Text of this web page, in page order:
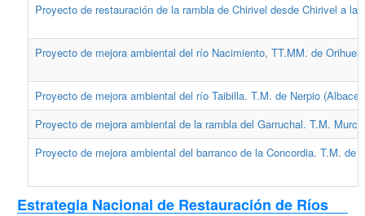
Proyecto de restauración de la rambla de Chirivel desde Chirivel a
Proyecto de mejora ambiental del río Nacimiento, TT.MM. de
Proyecto de mejora ambiental del río Taibilla. T.M. de Nerpio
Proyecto de mejora ambiental de la rambla del Garruchal. T.M.
Proyecto de mejora ambiental del barranco de la Concordia. T.M. de
Estrategia Nacional de Restauración de Ríos